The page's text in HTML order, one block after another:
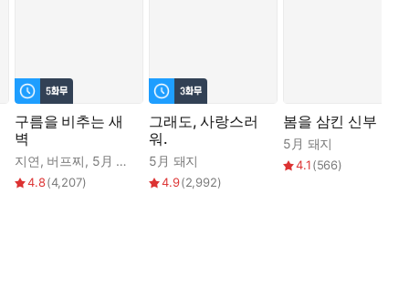
로즈카
구름을 비추는 새
벽
지연, 버프찌, 5月 돼지
4.8(4,207)
그래도, 사랑스러
워.
5月 돼지
4.9(2,992)
봄을 삼킨 신부
5月 돼지
4.1(566)